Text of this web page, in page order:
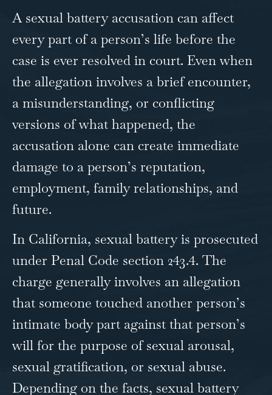
A sexual battery accusation can affect
every part of a person’s life before the
case is ever resolved in court. Even when
the allegation involves a brief encounter,
a misunderstanding, or conflicting
versions of what happened, the
accusation alone can create immediate
damage to a person’s reputation,
employment, family relationships, and
future.
In California, sexual battery is prosecuted
under Penal Code section 243.4. The
charge generally involves an allegation
that someone touched another person’s
intimate body part against that person’s
will for the purpose of sexual arousal,
sexual gratification, or sexual abuse.
Depending on the facts, sexual battery